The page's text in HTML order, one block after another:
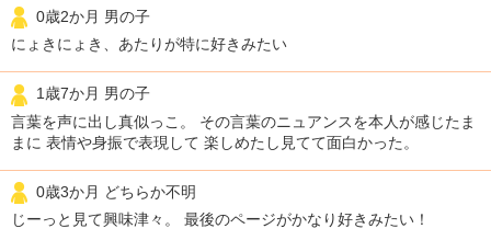
0歳2か月 男の子
にょきにょき、あたりが特に好きみたい
1歳7か月 男の子
言葉を声に出し真似っこ。 その言葉のニュアンスを本人が感じたま
まに 表情や身振で表現して 楽しめたし見てて面白かった。
0歳3か月 どちらか不明
じーっと見て興味津々。 最後のページがかなり好きみたい！